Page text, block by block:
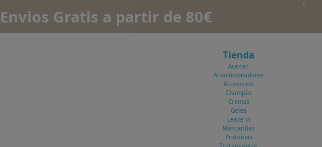
Envios Gratis a partir de 80€
Tienda
Aceites
Acondicionadores
Accesorios
Champús
Cremas
Geles
Leave in
Mascarillas
Proteinas